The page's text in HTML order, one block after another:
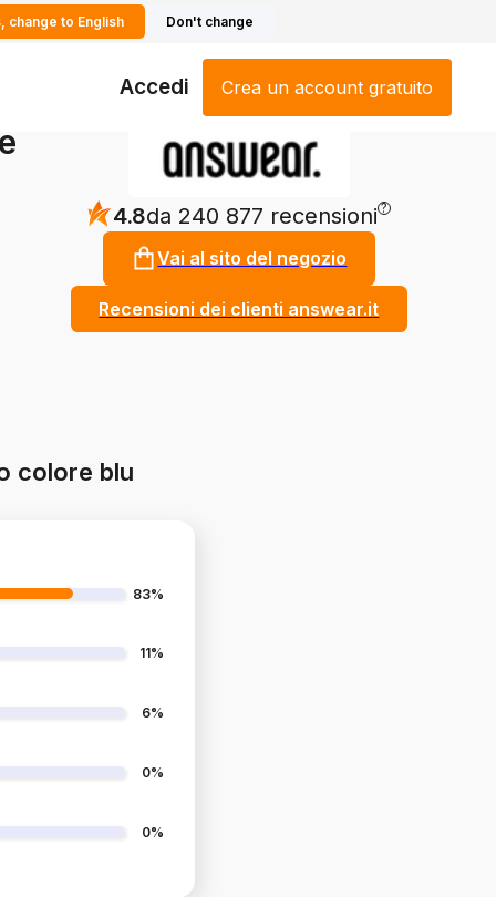
change to English Don't change
Accedi Crea un account gratuito
4.8da 240 877 recensioni ?
Vai al sito del negozio
Recensioni dei clienti answear.it
colore blu
83%
11%
6%
0%
0%